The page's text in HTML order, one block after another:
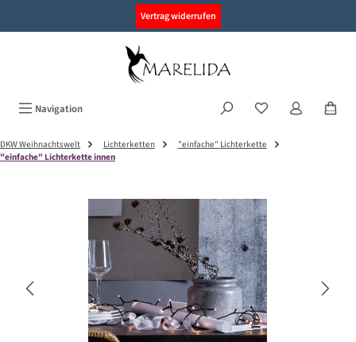
Vertrag widerrufen
Navigation
DKW Weihnachtswelt Lichterketten
"einfache" Lichterkette
"einfache" Lichterkette innen